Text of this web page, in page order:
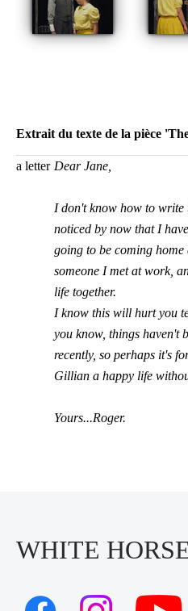
Extrait du texte de la pièce
a letter Dear Jane,
I don't know how to write
noticed by now that I
going to be coming
someone I met at work,
life together.
I know this will hurt you
you know, things haven't
recently, so perhaps it's
Gillian a happy life
Yours...Roger.
WHITE